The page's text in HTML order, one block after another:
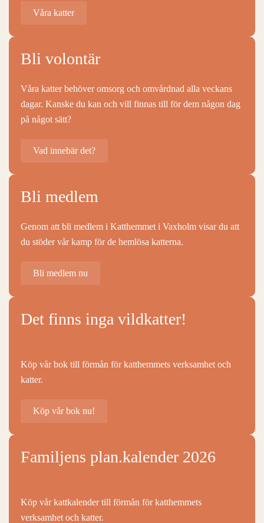
Våra katter
Bli volontär
Våra katter behöver omsorg och omvårdnad alla veckans
dagar. Kanske du kan och vill finnas till för dem någon dag
på något sätt?
Vad innebär det?
Bli medlem
Genom att bli medlem i Katthemmet i Vaxholm visar du att
du stöder vår kamp för de hemlösa katterna.
Bli medlem nu
Det finns inga vildkatter!
Köp vår bok till förmån för katthemmets verksamhet och
katter.
Köp vår bok nu!
Familjens plan.kalender 2026
Köp vår kattkalender till förmån för katthemmets
verksamhet och katter.